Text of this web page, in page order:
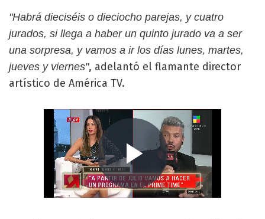
"Habrá dieciséis o dieciocho parejas, y cuatro
jurados, si llega a haber un quinto jurado va a ser
una sorpresa, y vamos a ir los días lunes, martes,
jueves y viernes", adelantó el flamante director
artístico de América TV.